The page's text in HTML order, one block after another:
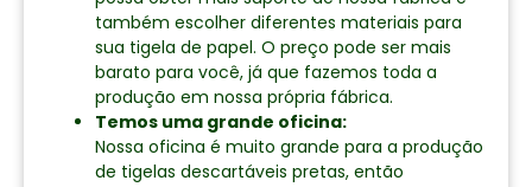
também escolher diferentes materiais para
sua tigela de papel. O preço pode ser mais
barato para você, já que fazemos toda a
produção em nossa própria fábrica.
Temos uma grande oficina:
Nossa oficina é muito grande para a produção
de tigelas descartáveis pretas, então